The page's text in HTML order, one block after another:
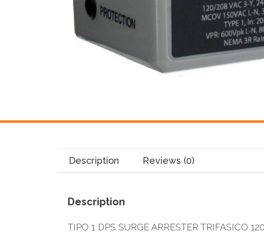
Description Reviews (0)
Description
TIPO 1 DPS SURGE ARRESTER TRIFASICO